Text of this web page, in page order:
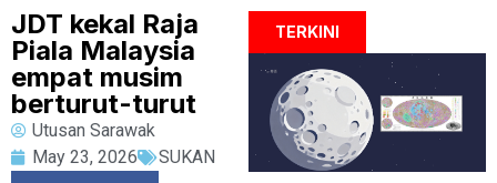
JDT kekal Raja
Piala Malaysia
empat musim
berturut-turut
Utusan Sarawak
May 23, 2026
SUKAN
TERKINI